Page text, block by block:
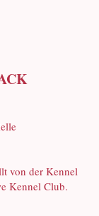
von der Kennel
Kennel Club.